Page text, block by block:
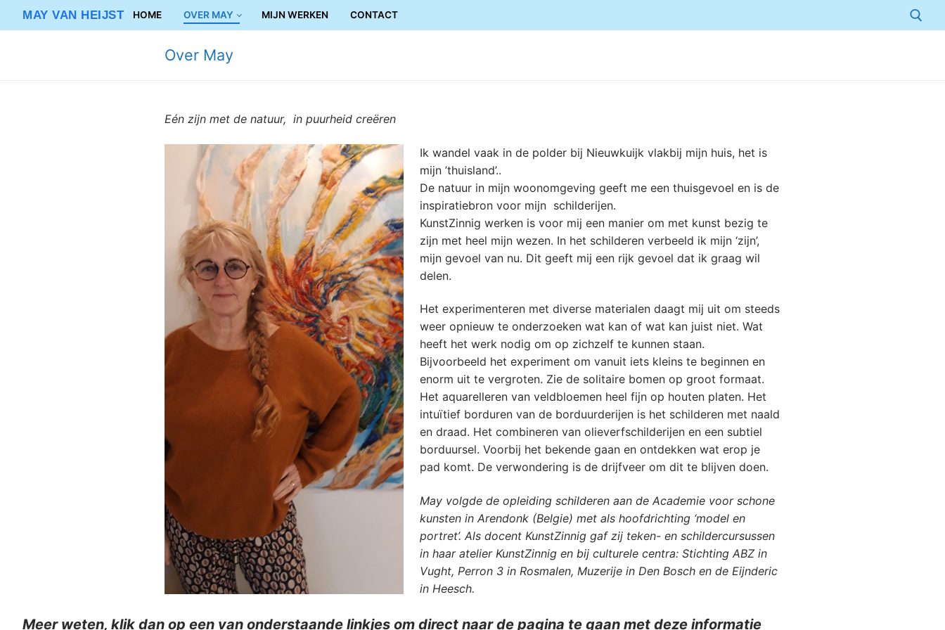
MAY VAN HEIJST HOME OVER MAY MIJN WERKEN CONTACT
Over May
Eén zijn met de natuur, in puurheid creëren
Ik wandel vaak in de polder bij Nieuwkuijk vlakbij mijn huis, het is
mijn ’thuisland’..
De natuur in mijn woonomgeving geeft me een thuisgevoel en is de
inspiratiebron voor mijn schilderijen.
KunstZinnig werken is voor mij een manier om met kunst bezig te
zijn met heel mijn wezen. In het schilderen verbeeld ik mijn ‘zijn’,
mijn gevoel van nu. Dit geeft mij een rijk gevoel dat ik graag wil
delen.
Het experimenteren met diverse materialen daagt mij uit om steeds
weer opnieuw te onderzoeken wat kan of wat kan juist niet. Wat
heeft het werk nodig om op zichzelf te kunnen staan.
Bijvoorbeeld het experiment om vanuit iets kleins te beginnen en
enorm uit te vergroten. Zie de solitaire bomen op groot formaat.
Het aquarelleren van veldbloemen heel fijn op houten platen. Het
intuïtief borduren van de borduurderijen is het schilderen met naald
en draad. Het combineren van olieverfschilderijen en een subtiel
borduursel. Voorbij het bekende gaan en ontdekken wat erop je
pad komt. De verwondering is de drijfveer om dit te blijven doen.
May volgde de opleiding schilderen aan de Academie voor schone
kunsten in Arendonk (Belgie) met als hoofdrichting ‘model en
portret’. Als docent KunstZinnig gaf zij teken- en schildercursussen
in haar atelier KunstZinnig en bij culturele centra: Stichting ABZ in
Vught, Perron 3 in Rosmalen, Muzerije in Den Bosch en de Eijnderic
in Heesch.
Meer weten, klik dan op een van onderstaande linkjes om direct naar de pagina te gaan met deze informatie